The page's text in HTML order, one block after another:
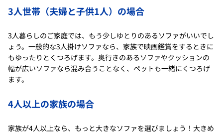
3人世帯（夫婦と子供1人）の場合
3人暮らしのご家庭では、もう少しゆとりのあるソファがいいでし
ょう。一般的な3人掛けソファなら、家族で映画鑑賞をするときに
もゆったりとくつろげます。奥行きのあるソファやクッションの
幅が広いソファなら混み合うことなく、ペットも一緒にくつろげ
ます。
4人以上の家族の場合
家族が4人以上なら、もっと大きなソファを選びましょう！大きめ